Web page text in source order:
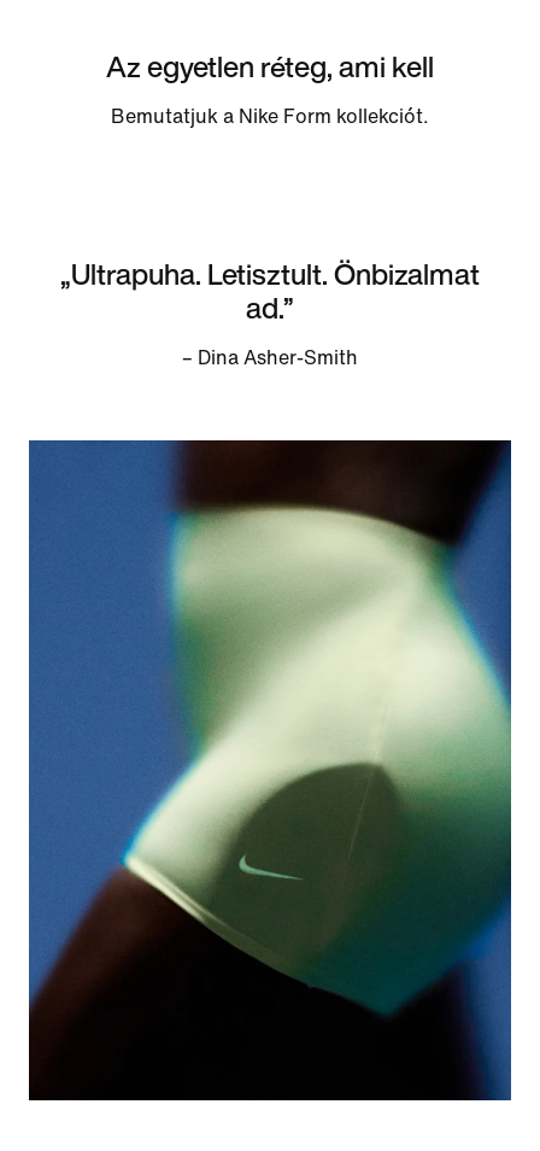
Az egyetlen réteg, ami kell
Bemutatjuk a Nike Form kollekciót.
„Ultrapuha. Letisztult. Önbizalmat
ad.”
– Dina Asher-Smith